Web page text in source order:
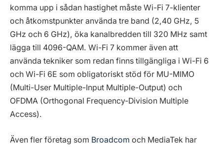
komma upp i sådan hastighet måste Wi-Fi 7-klienter
och åtkomstpunkter använda tre band (2,40 GHz, 5
GHz och 6 GHz), öka kanalbredden till 320 MHz samt
lägga till 4096-QAM. Wi-Fi 7 kommer även att
använda tekniker som redan finns tillgängliga i Wi-Fi 6
och Wi-Fi 6E som obligatoriskt stöd för MU-MIMO
(Multi-User Multiple-Input Multiple-Output) och
OFDMA (Orthogonal Frequency-Division Multiple
Access).
Även fler företag som Broadcom och MediaTek har